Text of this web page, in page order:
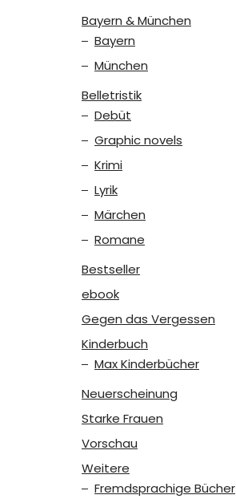
Bayern & München
Bayern
München
Belletristik
Debüt
Graphic novels
Krimi
Lyrik
Märchen
Romane
Bestseller
ebook
Gegen das Vergessen
Kinderbuch
Max Kinderbücher
Neuerscheinung
Starke Frauen
Vorschau
Weitere
Fremdsprachige Bücher